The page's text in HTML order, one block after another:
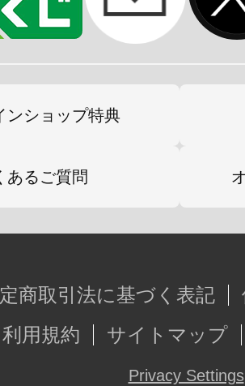
ンショップ特典
あるご質問
商取引法に基づく表記
利用規約
サイトマップ
Privacy Settings